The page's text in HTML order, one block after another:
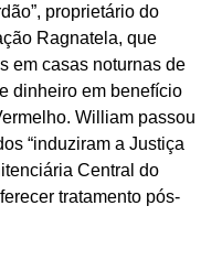
proprietário do
Ragnatela, que
em casas noturnas de
dinheiro em benefício
William passou
“induziram a Justiça
Central do
tratamento pós-